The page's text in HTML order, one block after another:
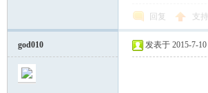
回复 支持
god010 发表于 2015-7-10